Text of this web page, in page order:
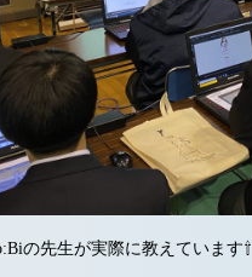
の先生が実際に教えています⇧